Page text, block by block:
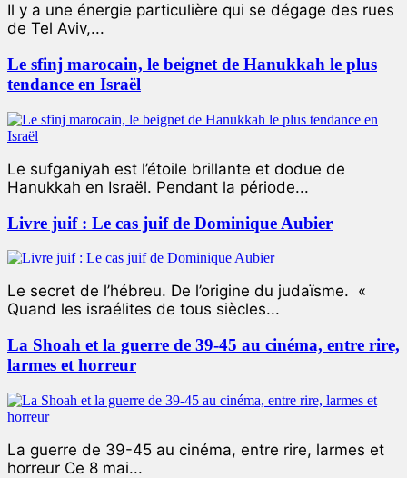
Il y a une énergie particulière qui se dégage des rues
de Tel Aviv,...
Le sfinj marocain, le beignet de Hanukkah le plus
tendance en Israël
Le sufganiyah est l’étoile brillante et dodue de
Hanukkah en Israël. Pendant la période...
Livre juif : Le cas juif de Dominique Aubier
Le secret de l’hébreu. De l’origine du judaïsme. «
Quand les israélites de tous siècles...
La Shoah et la guerre de 39-45 au cinéma, entre rire,
larmes et horreur
La guerre de 39-45 au cinéma, entre rire, larmes et
horreur Ce 8 mai...